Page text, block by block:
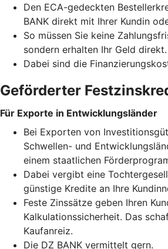
Den ECA-gedeckten
BANK direkt mit Ihrer Kundin
So müssen Sie keine
sondern erhalten Ihr Geld direkt.
Dabei sind die
Geförderter
Für Exporte in Entwicklungsländer
Bei Exporten von
Schwellen- und
einem staatlichen
Dabei vergibt eine
günstige Kredite an Ihre
Feste Zinssätze geben Ihren
Kalkulationssicherheit. Das
Kaufanreiz.
Die DZ BANK vermittelt gern.